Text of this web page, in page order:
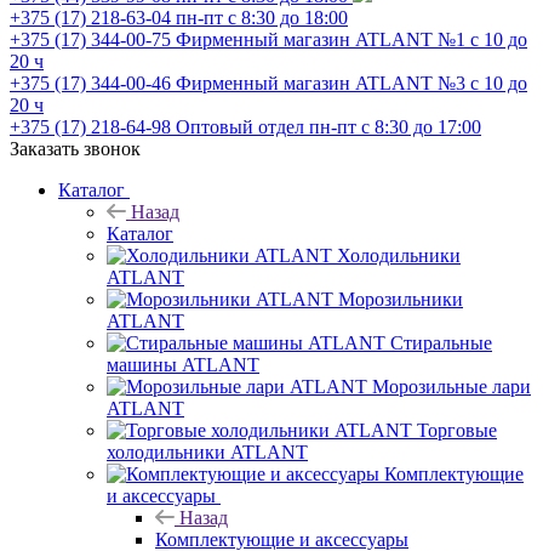
+375 (17) 218-63-04 пн-пт с 8:30 до 18:00
+375 (17) 344-00-75 Фирменный магазин ATLANT №1 с 10 до
20 ч
+375 (17) 344-00-46 Фирменный магазин ATLANT №3 с 10 до
20 ч
+375 (17) 218-64-98 Оптовый отдел пн-пт с 8:30 до 17:00
Заказать звонок
Каталог
Назад
Каталог
Холодильники
ATLANT
Морозильники
ATLANT
Стиральные
машины ATLANT
Морозильные лари
ATLANT
Торговые
холодильники ATLANT
Комплектующие
и аксессуары
Назад
Комплектующие и аксессуары